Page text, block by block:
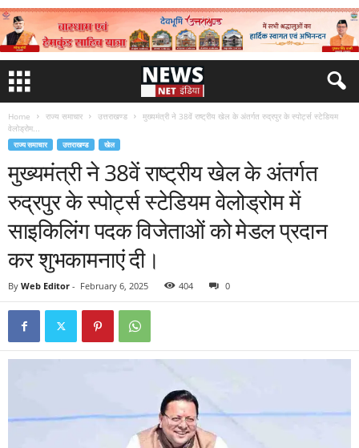
Home राज्य समाचार उत्तराखण्ड
मुख्यमंत्री ने 38वें राष्ट्रीय खेल के अंतर्गत रुद्रपुर के स्पोर्ट्स स्टेडियम
वेलोड्रोम...
राज्य समाचार उत्तराखण्ड खेल
मुख्यमंत्री ने 38वें राष्ट्रीय खेल के अंतर्गत
रुद्रपुर के स्पोर्ट्स स्टेडियम वेलोड्रोम में
साइकिलिंग पदक विजेताओं को मेडल प्रदान
कर शुभकामनाएं दी।
By Web Editor - February 6, 2025 404 0